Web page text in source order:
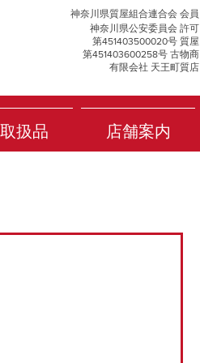
神奈川県質屋組合連合会 会員
神奈川県公安委員会 許可
第451403500020号 質屋
第451403600258号 古物商
有限会社 天王町質店
扱品 店舗案内